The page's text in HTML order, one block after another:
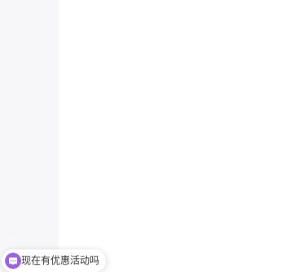
现在有优惠活动吗